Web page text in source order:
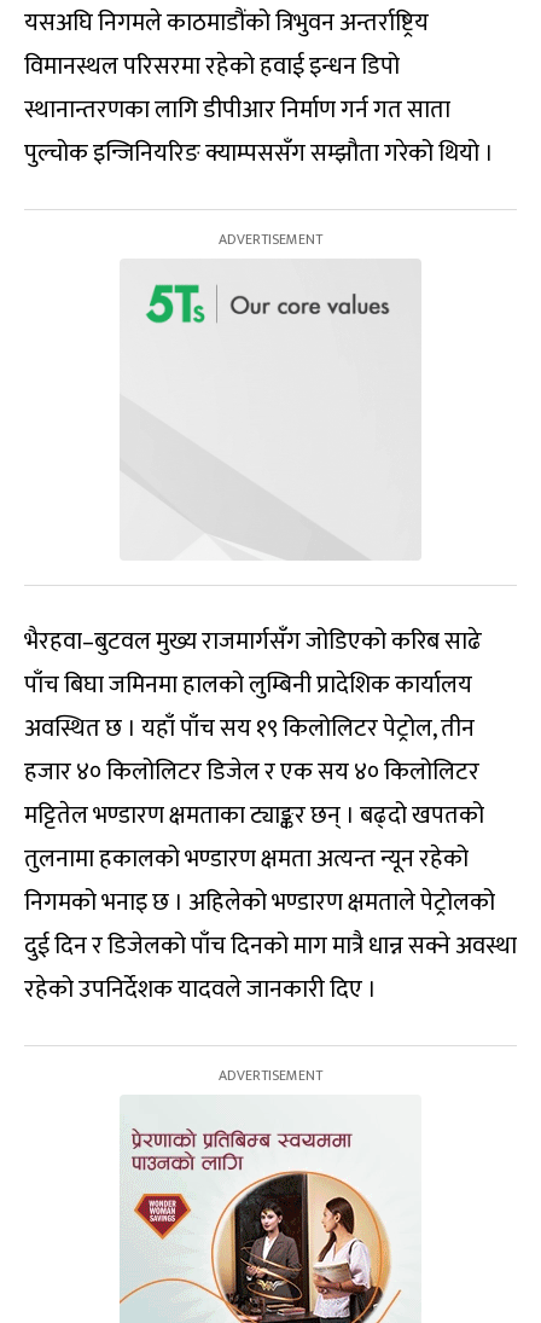
यसअघि निगमले काठमाडौंको त्रिभुवन अन्तर्राष्ट्रिय
विमानस्थल परिसरमा रहेको हवाई इन्धन डिपो
स्थानान्तरणका लागि डीपीआर निर्माण गर्न गत साता
पुल्चोक इन्जिनियरिङ क्याम्पससँग सम्झौता गरेको थियो ।
भैरहवा–बुटवल मुख्य राजमार्गसँग जोडिएको करिब साढे
पाँच बिघा जमिनमा हालको लुम्बिनी प्रादेशिक कार्यालय
अवस्थित छ । यहाँ पाँच सय १९ किलोलिटर पेट्रोल, तीन
हजार ४० किलोलिटर डिजेल र एक सय ४० किलोलिटर
मट्टितेल भण्डारण क्षमताका ट्याङ्कर छन् । बढ्दो खपतको
तुलनामा हकालको भण्डारण क्षमता अत्यन्त न्यून रहेको
निगमको भनाइ छ । अहिलेको भण्डारण क्षमताले पेट्रोलको
दुई दिन र डिजेलको पाँच दिनको माग मात्रै धान्न सक्ने अवस्था
रहेको उपनिर्देशक यादवले जानकारी दिए ।